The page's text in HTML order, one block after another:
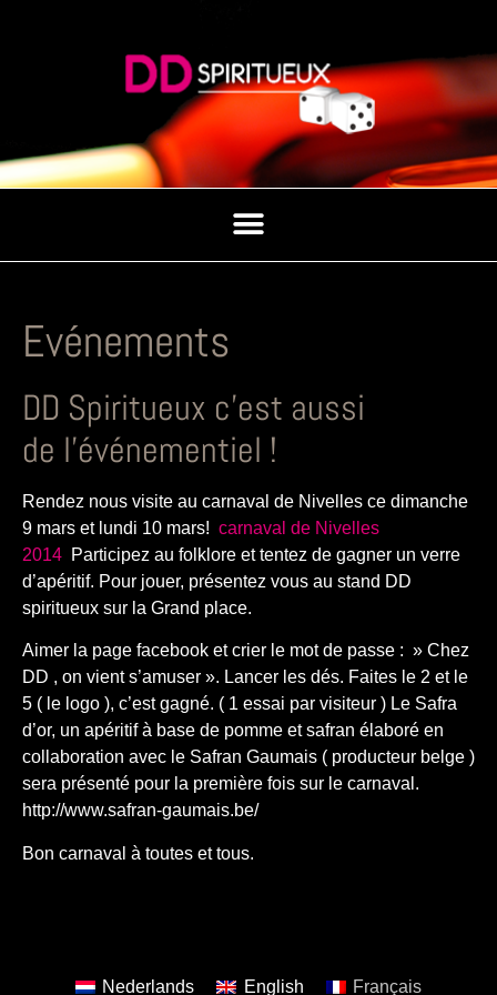
Evénements
DD Spiritueux c’est aussi
de l’événementiel !
Rendez nous visite au carnaval de Nivelles ce dimanche
9 mars et lundi 10 mars! carnaval de Nivelles
2014 Participez au folklore et tentez de gagner un verre
d’apéritif. Pour jouer, présentez vous au stand DD
spiritueux sur la Grand place.
Aimer la page facebook et crier le mot de passe : » Chez
DD , on vient s’amuser ». Lancer les dés. Faites le 2 et le
5 ( le logo ), c’est gagné. ( 1 essai par visiteur ) Le Safra
d’or, un apéritif à base de pomme et safran élaboré en
collaboration avec le Safran Gaumais ( producteur belge )
sera présenté pour la première fois sur le carnaval.
http://www.safran-gaumais.be/
Bon carnaval à toutes et tous.
Nederlands English Français